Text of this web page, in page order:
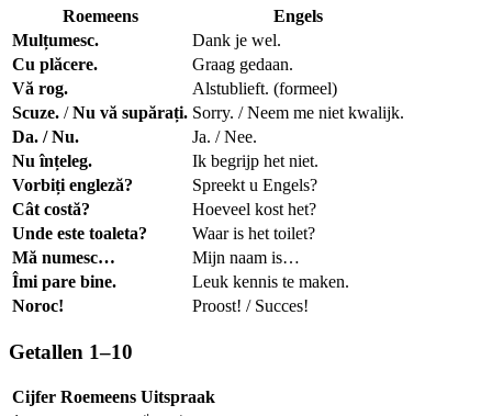
Roemeens
Engels
Mulțumesc.
Dank je wel.
Cu plăcere.
Graag gedaan.
Vă rog.
Alstublieft. (formeel)
Scuze. /Nu vă supărați. Sorry. / Neem me niet kwalijk.
Da. / Nu.
Ja. / Nee.
Nu înțeleg.
Ik begrijp het niet.
Vorbiți engleză?
Spreekt u Engels?
Cât costă?
Hoeveel kost het?
Unde este toaleta?
Waar is het toilet?
Mă numesc…
Mijn naam is…
Îmi pare bine.
Leuk kennis te maken.
Noroc!
Proost! / Succes!
Getallen 1–10
Cijfer Roemeens Uitspraak